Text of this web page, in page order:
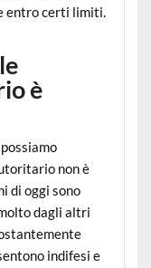
entro certi limiti.
è
non è
di oggi sono
dagli altri
indifesi e